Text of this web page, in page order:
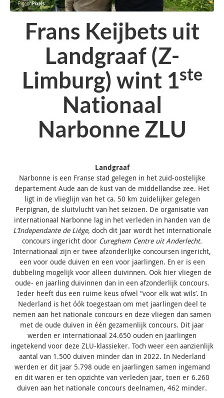
Frans Keijbets uit
Landgraaf (Z-
Limburg) wint 1ste
Nationaal
Narbonne ZLU
Landgraaf
Narbonne is een Franse stad gelegen in het zuid-oostelijke
departement Aude aan de kust van de middellandse zee. Het
ligt in de vlieglijn van het ca. 50 km zuidelijker gelegen
Perpignan, de sluitvlucht van het seizoen. De organisatie van
internationaal Narbonne lag in het verleden in handen van de
L‘Independante de Liège, doch dit jaar wordt het internationale
concours ingericht door Cureghem Centre uit Anderlecht.
Internationaal zijn er twee afzonderlijke concoursen ingericht,
een voor oude duiven en een voor jaarlingen. En er is een
dubbeling mogelijk voor alleen duivinnen. Ook hier vliegen de
oude- en jaarling duivinnen dan in een afzonderlijk concours.
Ieder heeft dus een ruime keus ofwel “voor elk wat wils‘. In
Nederland is het óók toegestaan om met jaarlingen deel te
nemen aan het nationale concours en deze vliegen dan samen
met de oude duiven in één gezamenlijk concours. Dit jaar
werden er internationaal 24.650 ouden en jaarlingen
ingetekend voor deze ZLU-klassieker. Toch weer een aanzienlijk
aantal van 1.500 duiven minder dan in 2022. In Nederland
werden er dit jaar 5.798 oude en jaarlingen samen ingemand
en dit waren er ten opzichte van verleden jaar, toen er 6.260
duiven aan het nationale concours deelnamen, 462 minder.